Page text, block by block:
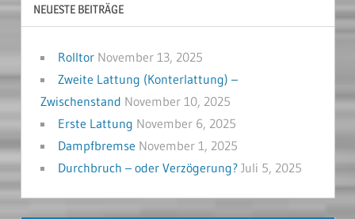
NEUESTE BEITRÄGE
Rolltor November 13, 2025
Zweite Lattung (Konterlattung) –
Zwischenstand November 10, 2025
Erste Lattung November 6, 2025
Dampfbremse November 1, 2025
Durchbruch – oder Verzögerung? Juli 5, 2025